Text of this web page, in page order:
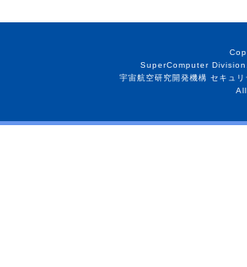
SuperComputer
宇宙航空研究開発機構 セキュ